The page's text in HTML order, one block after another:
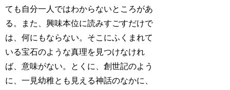
ても自分一人ではわからないところがあ
る。また、興味本位に読みすごすだけで
は、何にもならない。そこにふくまれて
いる宝石のような真理を見つけなけれ
ば、意味がない。とくに、創世記のよう
に、一見幼稚とも見える神話のなかに、